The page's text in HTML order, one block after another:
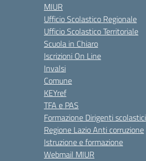
MIUR
Ufficio Scolastico Regionale
Ufficio Scolastico Territoriale
Scuola in Chiaro
Iscrizioni On Line
Invalsi
Comune
KEYref
TFA e PAS
Formazione Dirigenti scolastici
Regione Lazio Anti corruzione
Istruzione e formazione
Webmail MIUR